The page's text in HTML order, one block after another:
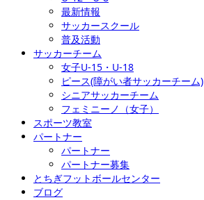
最新情報
サッカースクール
普及活動
サッカーチーム
女子U-15・U-18
ピース(障がい者サッカーチーム)
シニアサッカーチーム
フェミニーノ（女子）
スポーツ教室
パートナー
パートナー
パートナー募集
とちぎフットボールセンター
ブログ